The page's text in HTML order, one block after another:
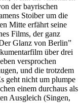
der bayrischen
Stoiber um die
Mitte erfährt seine
Films, der ganz
Glanz von Berlin”
über drei
versprochen
und die trotzdem
geht nicht um plumpe
einem durchaus als
Ausgleich (Singen,